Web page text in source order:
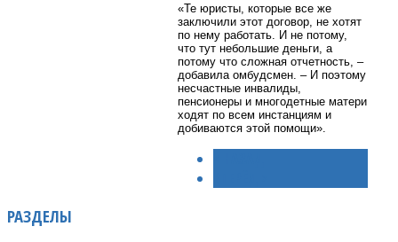
«Те юристы, которые все же
заключили этот договор, не хотят
по нему работать. И не потому,
что тут небольшие деньги, а
потому что сложная отчетность, –
добавила омбудсмен. – И поэтому
несчастные инвалиды,
пенсионеры и многодетные матери
ходят по всем инстанциям и
добиваются этой помощи».
РАЗДЕЛЫ